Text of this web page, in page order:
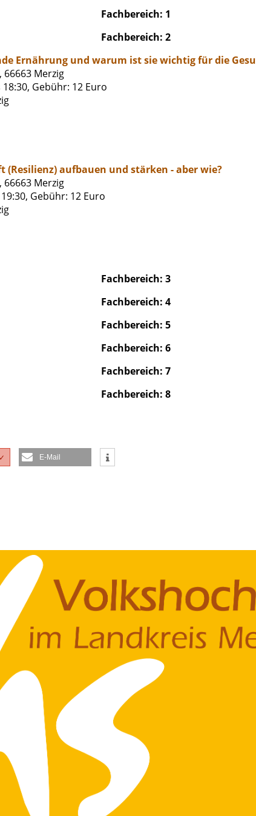
Fachbereich: 1
Fachbereich: 2
Ernährung und warum ist sie wichtig für die
Merzig
Gebühr: 12 Euro
(Resilienz) aufbauen und stärken - aber wie?
Merzig
Gebühr: 12 Euro
Fachbereich: 3
Fachbereich: 4
Fachbereich: 5
Fachbereich: 6
Fachbereich: 7
Fachbereich: 8
✓ E-Mail